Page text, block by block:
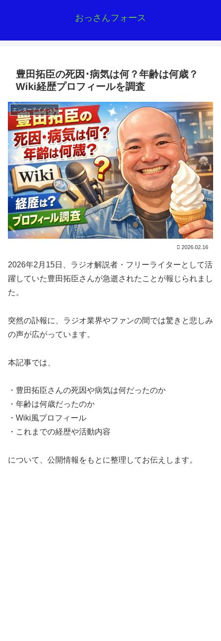
おっさんフォース
豊田拓臣の死因･病気は何？年齢は何歳？
Wiki経歴プロフィールを調査
エンターテイメント
2026.02.16
2026年2月15日、ラジオ解説者・フリーライターとして活
躍していた豊田拓臣さんが急逝されたことが報じられまし
た。
突然の訃報に、ラジオ業界やファンの間では驚きと悲しみ
の声が広がっています。
本記事では、
・豊田拓臣さんの死因や病気は何だったのか
・年齢は何歳だったのか
・Wiki風プロフィール
・これまでの経歴や活動内容
について、公開情報をもとに整理してお伝えします。